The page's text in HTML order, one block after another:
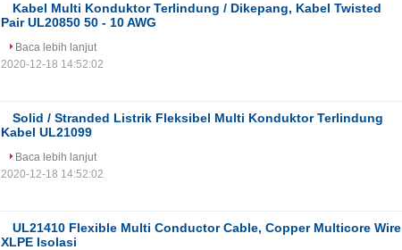
Kabel Multi Konduktor Terlindung / Dikepang, Kabel Twisted
Pair UL20850 50 - 10 AWG
Baca lebih lanjut
2020-12-18 14:52:02
Solid / Stranded Listrik Fleksibel Multi Konduktor Terlindung
Kabel UL21099
Baca lebih lanjut
2020-12-18 14:52:02
UL21410 Flexible Multi Conductor Cable, Copper Multicore Wire
XLPE Isolasi